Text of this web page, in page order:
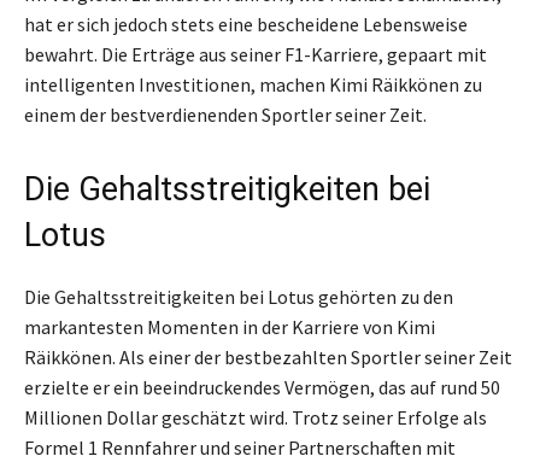
hat er sich jedoch stets eine bescheidene Lebensweise
bewahrt. Die Erträge aus seiner F1-Karriere, gepaart mit
intelligenten Investitionen, machen Kimi Räikkönen zu
einem der bestverdienenden Sportler seiner Zeit.
Die Gehaltsstreitigkeiten bei
Lotus
Die Gehaltsstreitigkeiten bei Lotus gehörten zu den
markantesten Momenten in der Karriere von Kimi
Räikkönen. Als einer der bestbezahlten Sportler seiner Zeit
erzielte er ein beeindruckendes Vermögen, das auf rund 50
Millionen Dollar geschätzt wird. Trotz seiner Erfolge als
Formel 1 Rennfahrer und seiner Partnerschaften mit